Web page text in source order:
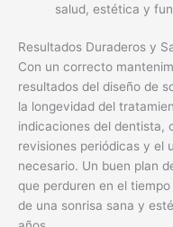
salud, estética y
Resultados Duraderos y
Con un correcto
resultados del diseño de
la longevidad del
indicaciones del dentista,
revisiones periódicas y el
necesario. Un buen plan
que perduren en el
de una sonrisa sana y